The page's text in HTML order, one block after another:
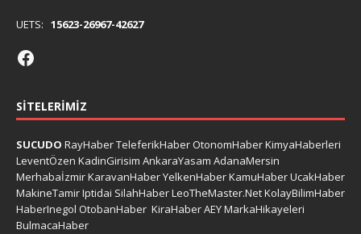
UETS: 15623-26967-42627
SITELERIMIZ
SUCUDO RayHaberTeleferikHaber OtonomHaberKimyaHaberleri
LeventÖzen KadinGirisim AnkaraYasam AdanaMersin
MerhabaİzmirKaravanHaberYelkenHaberKamuHaberUcakHaber
MakineTamirIptidai SilahHaberLeoTheMaster.NetKolayBilimHaber
HaberInegol OtobanHaber KiraHaberAEYMarkaHikayeleri
BulmacaHaber